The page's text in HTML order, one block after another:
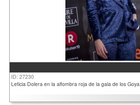
ID: 27230
Leticia Dolera en la alfombra roja de la gala de los Goya